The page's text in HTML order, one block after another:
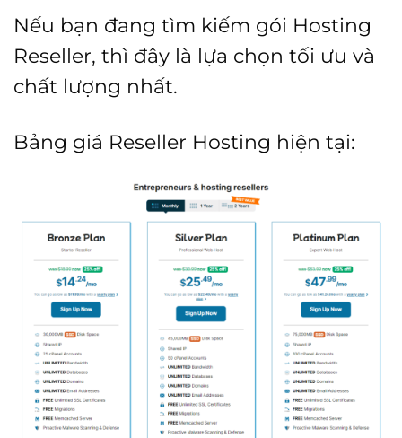
Nếu bạn đang tìm kiếm gói Hosting
Reseller, thì đây là lựa chọn tối ưu và
chất lượng nhất.
Bảng giá Reseller Hosting hiện tại: